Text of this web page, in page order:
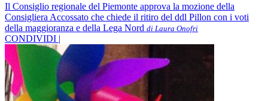
Il Consiglio regionale del Piemonte approva la mozione della
Consigliera Accossato che chiede il ritiro del ddl Pillon con i voti
della maggioranza e della Lega Nord di Laura Onofri
CONDIVIDI |